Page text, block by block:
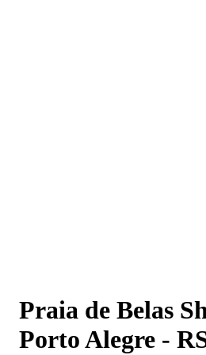
Praia de Belas
Porto Alegre -